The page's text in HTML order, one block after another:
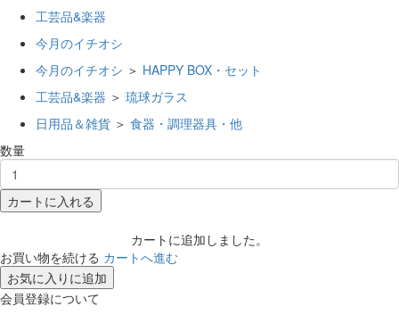
工芸品&楽器
今月のイチオシ
今月のイチオシ ＞ HAPPY BOX・セット
工芸品&楽器 ＞ 琉球ガラス
日用品＆雑貨 ＞ 食器・調理器具・他
数量
カートに入れる
カートに追加しました。
お買い物を続ける カートへ進む
お気に入りに追加
会員登録について